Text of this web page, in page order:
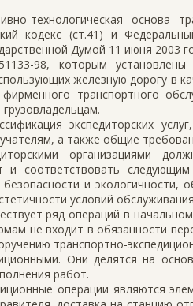
технологическая основа
кодекс (ст.41) и
Думой 11 июня 2003
98, которым установлены
железную дорогу в
транспортного
экспедиторских
а также общие
организациями
и соответствовать
и экологичности,
условий
ряд операций в
не входит в обязанности
транспортно-
Они делятся на
работ.
операции являются